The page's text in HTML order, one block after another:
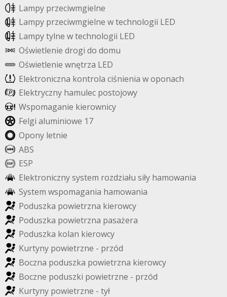
Lampy przeciwmgielne
Lampy przeciwmgielne wtechnologii LED
Lampytylne wtechnologii LED
Oświetlenie drogi do domu
Oświetlenie wnętrza LED
Elektroniczna kontrola ciśnienia woponach
Elektryczny hamulec postojowy
Wspomaganie kierownicy
Felgi aluminiowe 17
Opony letnie
ABS
ESP
Elektronicznysystem rozdziału siły hamowania
System wspomagania hamowania
Poduszka powietrzna kierowcy
Poduszka powietrzna pasażera
Poduszka kolan kierowcy
Kurtyny powietrzne - przód
Boczna poduszka powietrzna kierowcy
Boczne poduszki powietrzne - przód
Kurtyny powietrzne - tył